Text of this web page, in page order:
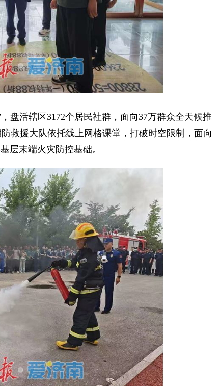
活辖区3172个居民社群，面向37万群众全天候推
救援大队依托线上网格课堂，打破时空限制，面向
层末端火灾防控基础。